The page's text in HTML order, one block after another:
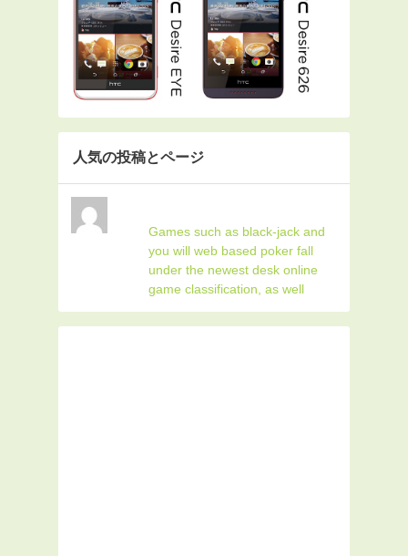
人気の投稿とページ
Games such as black-jack and
you will web based poker fall
under the newest desk online
game classification, as well